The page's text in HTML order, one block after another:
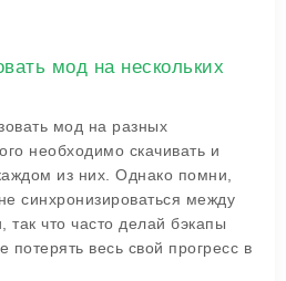
мод на нескольких
мод на разных
необходимо скачивать и
из них. Однако помни,
синхронизироваться между
так что часто делай бэкапы
потерять весь свой прогресс в